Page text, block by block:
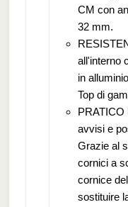
CM con
32 mm.
all'interno
in
Top di
PRATICO
avvisi e
Grazie al
cornici a
cornice
sostituire